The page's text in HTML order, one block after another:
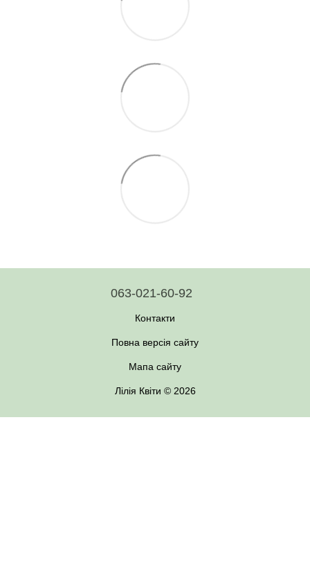
063-021-60-92
Контакти
Повна версія сайту
Мапа сайту
Лілія Квіти © 2026